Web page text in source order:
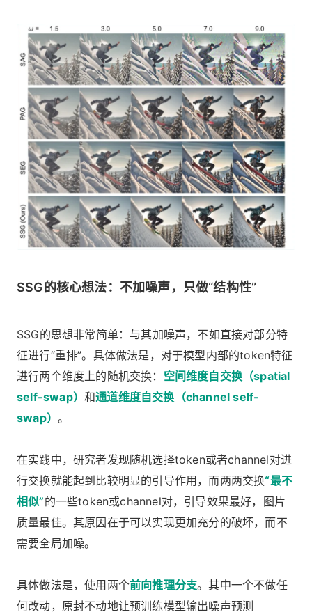
SSG的核心想法：不加噪声，只做“结构性”
SSG的思想非常简单：与其加噪声，不如直接对部分特
征进行“重排”。具体做法是，对于模型内部的token特征
进行两个维度上的随机交换： 空间维度自交换（spatial
self-swap） 和通道维度自交换（channel self-
swap） 。
在实践中，研究者发现随机选择token或者channel对进
行交换就能起到比较明显的引导作用，而两两交换“最不
相似”的一些token或channel对，引导效果最好，图片
质量最佳。其原因在于可以实现更加充分的破坏，而不
需要全局加噪。
具体做法是，使用两个前向推理分支。其中一个不做任
何改动，原封不动地让预训练模型输出噪声预测